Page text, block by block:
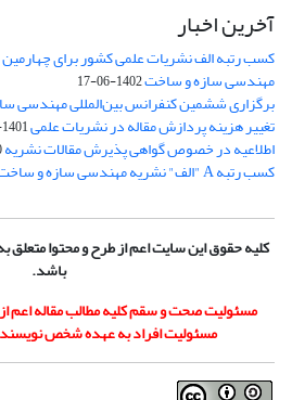
آخرین اخبار
کسب رتبه الف نشریات علمی کشور برای
مهندسی سازه و ساخت1402-06-17
برگزاری ششمین کنفرانس بین‌المللی مهندسی
تغییر هزینه پردازش مقاله در نشریات علمی1401-02-26
اطلاعیه در خصوص گواهی پذیرش مقالات نشریه
کسب رتبه A "الف" نشریه مهندسی سازه و ساخت
کلیه حقوق این سایت اعم از طرح و محتوا
باشد.
مسئولیت صحت و سقم کلیه مطالب مقاله اعم
مسئولیت افراد به عهده شخص